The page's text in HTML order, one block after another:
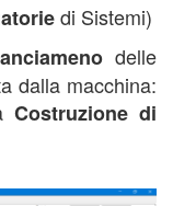
di Sistemi)
delle
dalla macchina:
Costruzione di